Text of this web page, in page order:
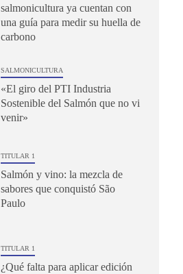
salmonicultura ya cuentan con
una guía para medir su huella de
carbono
SALMONICULTURA
«El giro del PTI Industria
Sostenible del Salmón que no vi
venir»
TITULAR 1
Salmón y vino: la mezcla de
sabores que conquistó São
Paulo
TITULAR 1
¿Qué falta para aplicar edición